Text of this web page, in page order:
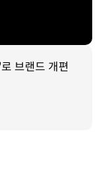
브랜드 개편